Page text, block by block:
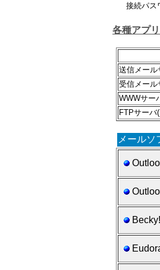
接続パスワ
各種アプ
送信メール
受信メール
WWWサー
FTPサーバ
メールソ